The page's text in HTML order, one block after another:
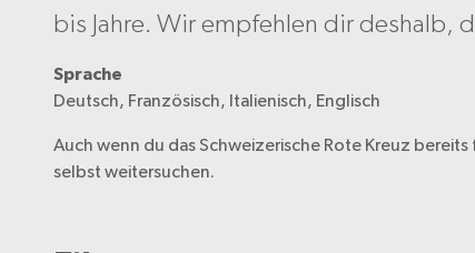
bis Jahre. Wir empfehlen dir deshalb,
Sprache
Deutsch, Französisch, Italienisch, Englisch
Auch wenn du das Schweizerische Rote Kreuz
selbst weitersuchen.